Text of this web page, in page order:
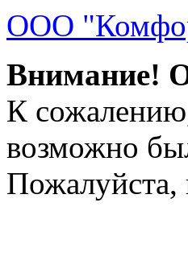
ООО
Внимание!
К
возможно
Пожалуйста,